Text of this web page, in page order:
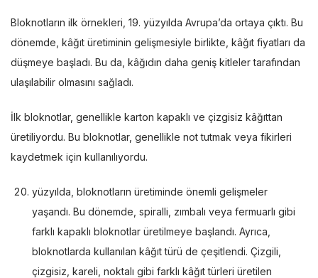
Bloknotların ilk örnekleri, 19. yüzyılda Avrupa’da ortaya çıktı. Bu
dönemde, kâğıt üretiminin gelişmesiyle birlikte, kâğıt fiyatları da
düşmeye başladı. Bu da, kâğıdın daha geniş kitleler tarafından
ulaşılabilir olmasını sağladı.
İlk bloknotlar, genellikle karton kapaklı ve çizgisiz kâğıttan
üretiliyordu. Bu bloknotlar, genellikle not tutmak veya fikirleri
kaydetmek için kullanılıyordu.
yüzyılda, bloknotların üretiminde önemli gelişmeler
yaşandı. Bu dönemde, spiralli, zımbalı veya fermuarlı gibi
farklı kapaklı bloknotlar üretilmeye başlandı. Ayrıca,
bloknotlarda kullanılan kâğıt türü de çeşitlendi. Çizgili,
çizgisiz, kareli, noktalı gibi farklı kâğıt türleri üretilen